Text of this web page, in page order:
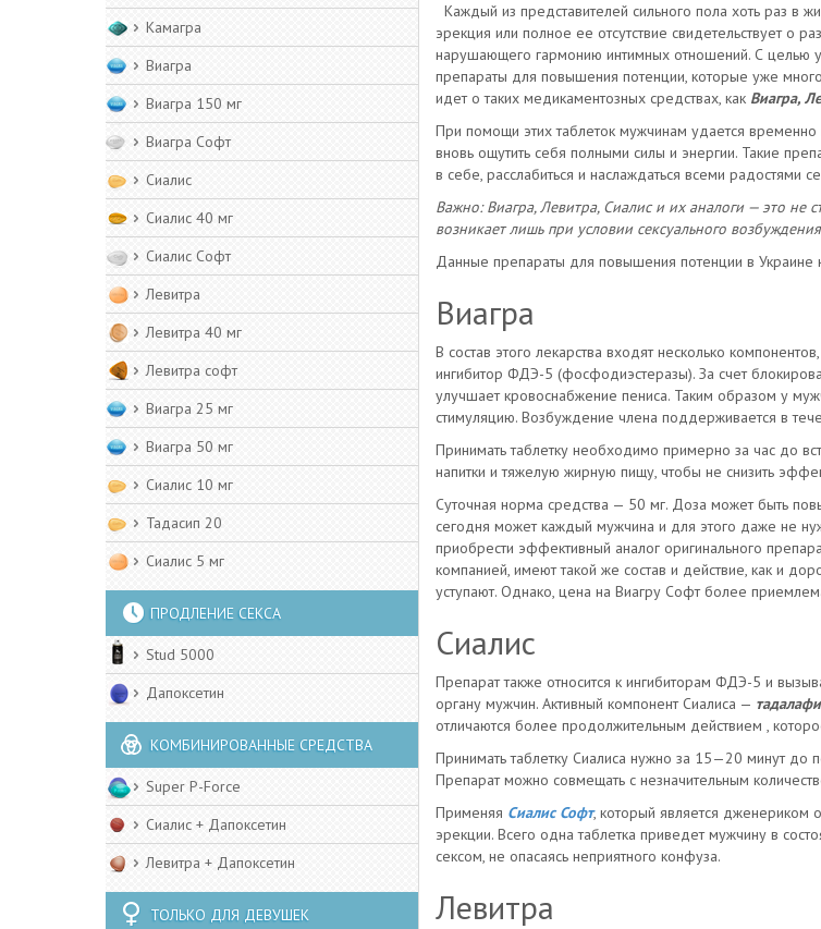
Камагра
Виагра
Виагра 150 мг
Виагра Софт
Сиалис
Сиалис 40 мг
Сиалис Софт
Левитра
Левитра 40 мг
Левитра софт
Виагра 25 мг
Виагра 50 мг
Сиалис 10 мг
Тадасип 20
Сиалис 5 мг
ПРОДЛЕНИЕ СЕКСА
Stud 5000
Дапоксетин
КОМБИНИРОВАННЫЕ СРЕДСТВА
Super P-Force
Сиалис + Дапоксетин
Левитра + Дапоксетин
ТОЛЬКО ДЛЯ ДЕВУШЕК
Каждый из представителей сильного пола хоть раз в
эрекция или полное ее отсутствие свидетельствует о
нарушающего гармонию интимных отношений. С целью
препараты для повышения потенции, которые уже
идет о таких медикаментозных средствах, как Виагра,
При помощи этих таблеток мужчинам удается
вновь ощутить себя полными силы и энергии. Такие
в себе, расслабиться и наслаждаться всеми радостями
Важно: Виагра, Левитра, Сиалис и их аналоги — это не
возникает лишь при условии сексуального
Данные препараты для повышения потенции в Украине
Виагра
В состав этого лекарства входят несколько
ингибитор ФДЭ-5 (фосфодиэстеразы). За счет
улучшает кровоснабжение пениса. Таким образом у
стимуляцию. Возбуждение члена поддерживается в
Принимать таблетку необходимо примерно за час до
напитки и тяжелую жирную пищу, чтобы не снизить
Суточная норма средства — 50 мг. Доза может быть
сегодня может каждый мужчина и для этого даже не
приобрести эффективный аналог оригинального
компанией, имеют такой же состав и действие, как и
уступают. Однако, цена на Виагру Софт более
Сиалис
Препарат также относится к ингибиторам ФДЭ-5 и
органу мужчин. Активный компонент Сиалиса —
отличаются более продолжительным действием ,
Принимать таблетку Сиалиса нужно за 15—20 минут до
Препарат можно совмещать с незначительным
Применяя Сиалис Софт, который является дженериком
эрекции. Всего одна таблетка приведет мужчину в
сексом, не опасаясь неприятного конфуза.
Левитра